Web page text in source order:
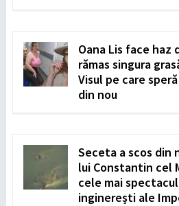
Oana Lis face haz
rămas singura
Visul pe care
din nou
Seceta a scos din
lui Constantin cel
cele mai
inginerești ale